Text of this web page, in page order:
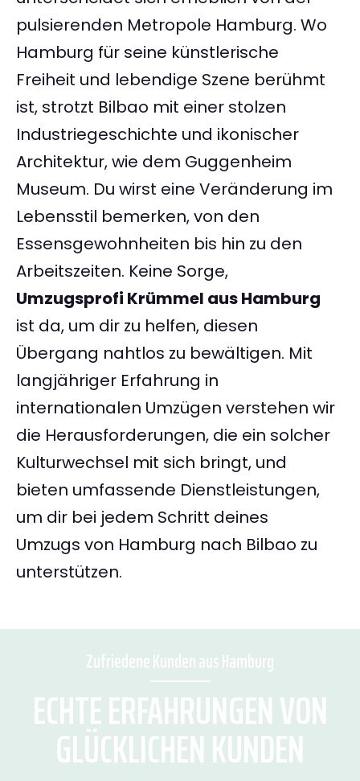
pulsierenden Metropole Hamburg. Wo
Hamburg für seine künstlerische
Freiheit und lebendige Szene berühmt
ist, strotzt Bilbao mit einer stolzen
Industriegeschichte und ikonischer
Architektur, wie dem Guggenheim
Museum. Du wirst eine Veränderung im
Lebensstil bemerken, von den
Essensgewohnheiten bis hin zu den
Arbeitszeiten. Keine Sorge,
Umzugsprofi Krümmel aus Hamburg
ist da, um dir zu helfen, diesen
Übergang nahtlos zu bewältigen. Mit
langjähriger Erfahrung in
internationalen Umzügen verstehen wir
die Herausforderungen, die ein solcher
Kulturwechsel mit sich bringt, und
bieten umfassende Dienstleistungen,
um dir bei jedem Schritt deines
Umzugs von Hamburg nach Bilbao zu
unterstützen.
Zufriedene Kunden aus Hamburg
ECHTE ERFAHRUNGEN VON
GLÜCKLICHEN KUNDEN